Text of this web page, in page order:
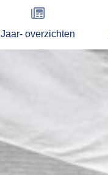
Jaar- overzichten